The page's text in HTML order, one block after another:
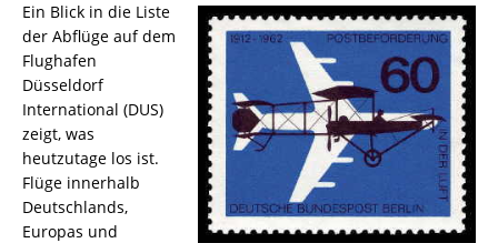
Ein Blick in die Liste
der Abflüge auf dem
Flughafen
Düsseldorf
International (DUS)
zeigt, was
heutzutage los ist.
Flüge innerhalb
Deutschlands,
Europas und